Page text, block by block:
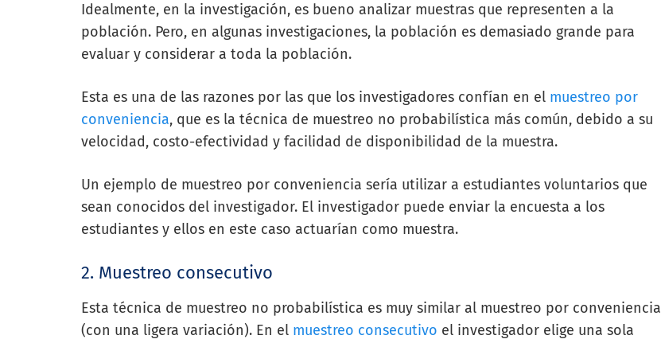
Idealmente, en la investigación, es bueno analizar muestras que representen a la
población. Pero, en algunas investigaciones, la población es demasiado grande para
evaluar y considerar a toda la población.
Esta es una de las razones por las que los investigadores confían en el muestreo por
conveniencia, que es la técnica de muestreo no probabilística más común, debido a su
velocidad, costo-efectividad y facilidad de disponibilidad de la muestra.
Un ejemplo de muestreo por conveniencia sería utilizar a estudiantes voluntarios que
sean conocidos del investigador. El investigador puede enviar la encuesta a los
estudiantes y ellos en este caso actuarían como muestra.
2. Muestreo consecutivo
Esta técnica de muestreo no probabilística es muy similar al muestreo por conveniencia
(con una ligera variación). En el muestreo consecutivo el investigador elige una sola